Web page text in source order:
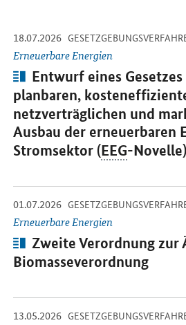
Beiträge
18.07.2026 -
Erneuerbare Energien
Artikel:
Entwurf eines
planbaren,
netzverträglichen und
Ausbau der erneuerbaren
Stromsektor (EEG-Novelle)
Öffnet Einzelsicht
01.07.2026 -
Erneuerbare Energien
Artikel:
Zweite Verordnung zur
Biomasseverordnung
Öffnet Einzelsicht
13.05.2026 -
Öffnet Einzelsicht